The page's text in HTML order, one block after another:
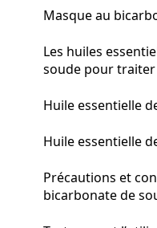
Masque au
Les huiles
soude pour traiter
Huile essentielle
Huile essentielle
Précautions et
bicarbonate de